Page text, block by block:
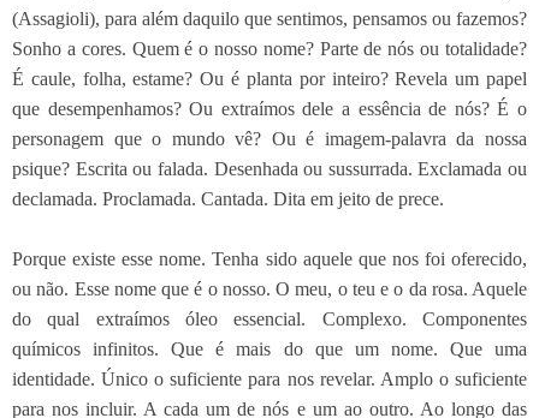
(Assagioli), para além daquilo que sentimos, pensamos ou fazemos?
Sonho a cores. Quem é o nosso nome? Parte de nós ou totalidade?
É caule, folha, estame? Ou é planta por inteiro? Revela um papel
que desempenhamos? Ou extraímos dele a essência de nós? É o
personagem que o mundo vê? Ou é imagem-palavra da nossa
psique? Escrita ou falada. Desenhada ou sussurrada. Exclamada ou
declamada. Proclamada. Cantada. Dita em jeito de prece.
Porque existe esse nome. Tenha sido aquele que nos foi oferecido,
ou não. Esse nome que é o nosso. O meu, o teu e o da rosa. Aquele
do qual extraímos óleo essencial. Complexo. Componentes
químicos infinitos. Que é mais do que um nome. Que uma
identidade. Único o suficiente para nos revelar. Amplo o suficiente
para nos incluir. A cada um de nós e um ao outro. Ao longo das